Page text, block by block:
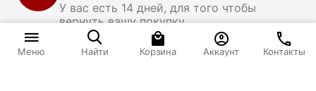
У вас есть 14 дней, для того чтобы
вернуть вашу покупку
‍242‍ ₽ В корзину
Меню Найти Корзина Аккаунт Контакты